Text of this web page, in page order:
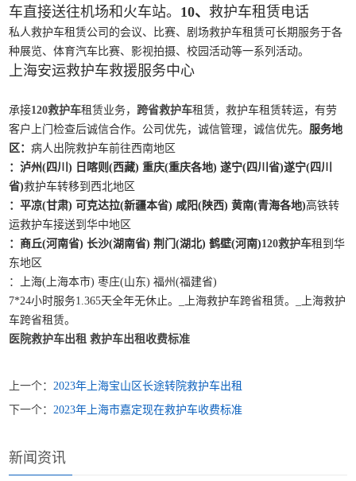
车直接送往机场和火车站。 10、救护车租赁电话
私人救护车租赁公司的会议、比赛、剧场救护车租赁可长期服务于各
种展览、体育汽车比赛、影视拍摄、校园活动等一系列活动。
上海安运救护车救援服务中心
承接120救护车租赁业务， 跨省救护车租赁，救护车租赁转运，有劳
客户上门检查后诚信合作。公司优先，诚信管理，诚信优先。 服务地
区：病人出院救护车前往西南地区
：泸州(四川) 日喀则(西藏) 重庆(重庆各地) 遂宁(四川省)遂宁(四川
省)救护车转移到西北地区
：平凉(甘肃) 可克达拉(新疆本省) 咸阳(陕西) 黄南(青海各地)高铁转
运救护车接送到华中地区
：商丘(河南省) 长沙(湖南省) 荆门(湖北) 鹤壁(河南)120救护车租到华
东地区
：上海(上海本市) 枣庄(山东) 福州(福建省)
7*24小时服务1.365天全年无休止。_上海救护车跨省租赁。_上海救护
车跨省租赁。
医院救护车出租 救护车出租收费标准
上一个： 2023年上海宝山区长途转院救护车出租
下一个： 2023年上海市嘉定现在救护车收费标准
新闻资讯